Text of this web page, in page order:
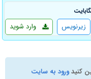
وارد شوید زیرنویس
کنیدورود به سایت